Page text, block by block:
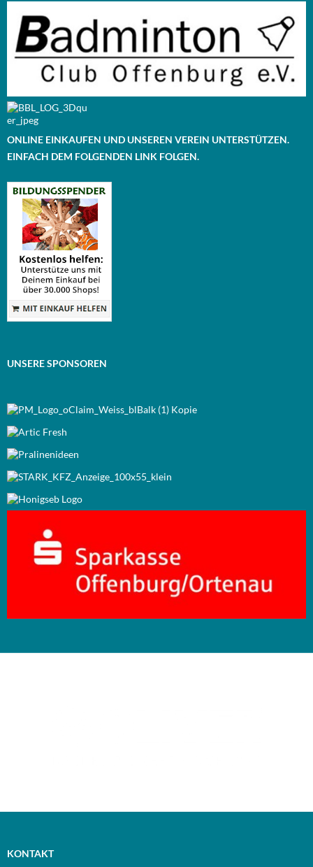
ONLINE EINKAUFEN UND UNSEREN VEREIN UNTERSTÜTZEN.
EINFACH DEM FOLGENDEN LINK FOLGEN.
UNSERE SPONSOREN
KONTAKT